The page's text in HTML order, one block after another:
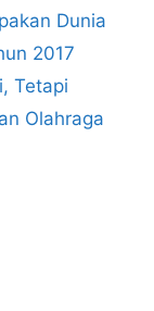
Dunia
2017
Tetapi
Olahraga